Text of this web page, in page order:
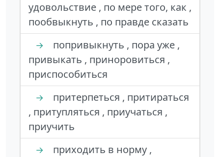
удовольствие , по мере того, как ,
пообвыкнуть , по правде сказать
→
попривыкнуть , пора уже ,
привыкать , приноровиться ,
приспособиться
→
притерпеться , притираться
, притупляться , приучаться ,
приучить
→
приходить в норму ,